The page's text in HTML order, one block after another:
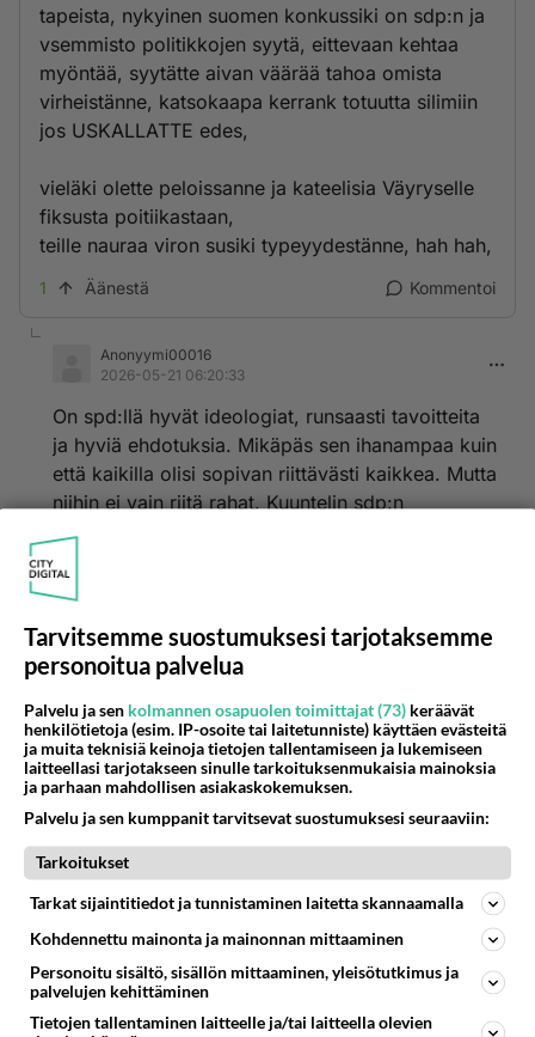
tapeista, nykyinen suomen konkussiki on sdp:n ja
vsemmisto politikkojen syytä, eittevaan kehtaa
myöntää, syytätte aivan väärää tahoa omista
virheistänne, katsokaapa kerrank totuutta silimiin
jos USKALLATTE edes,
vieläki olette peloissanne ja kateelisia Väyryselle
fiksusta poitiikastaan,
teille nauraa viron susiki typeyydestänne, hah hah,
1 Äänestä Kommentoi
Anonyymi00016
2026-05-21 06:20:33
On spd:llä hyvät ideologiat, runsaasti tavoitteita
ja hyviä ehdotuksia. Mikäpäs sen ihanampaa kuin
että kaikilla olisi sopivan riittävästi kaikkea. Mutta
niihin ei vain riitä rahat. Kuuntelin sdp:n
paikallisen poliitikon vappupuheen. Kuin lapsen
kirje joulupukille. Puolueemme tahtoo..
puolueemme tavoittelee.. me vaadimme... Eikä
mikään parjaus ketään kohtaan, olen hyvin
epäpoliittinen ihminen. Mutta tottakai ihmisiä
ärsyttää kun persu-vm pontevalla äänellä lähes
hampaat irvessä paasaa mitstä on pakko niitä
rahoja nipistää ja saksiakin, ei se ole kenellekään
kivaa kuunneltavaa mutta välttämätöntä.
Anonyymi00017
2026-05-21 09:18:15
Anonyymi00016kirjoitti:
On spd:llä hyvät ideologiat, runsaasti tavoitteita ja
hyviä ehdotuksia. Mikäpäs sen ihanampaa kuin että
Tarvitsemme suostumuksesi tarjotaksemme
personoitua palvelua
Palvelu ja sen kolmannen osapuolen toimittajat (73) keräävät
henkilötietoja (esim. IP-osoite tai laitetunniste) käyttäen evästeitä
ja muita teknisiä keinoja tietojen tallentamiseen ja lukemiseen
laitteellasi tarjotakseen sinulle tarkoituksenmukaisia mainoksia
ja parhaan mahdollisen asiakaskokemuksen.
Palvelu ja sen kumppanit tarvitsevat suostumuksesi seuraaviin:
Tarkoitukset
Tarkat sijaintitiedot ja tunnistaminen laitetta skannaamalla
Kohdennettu mainonta ja mainonnan mittaaminen
Personoitu sisältö, sisällön mittaaminen, yleisötutkimus ja
palvelujen kehittäminen
Tietojen tallentaminen laitteelle ja/tai laitteella olevien